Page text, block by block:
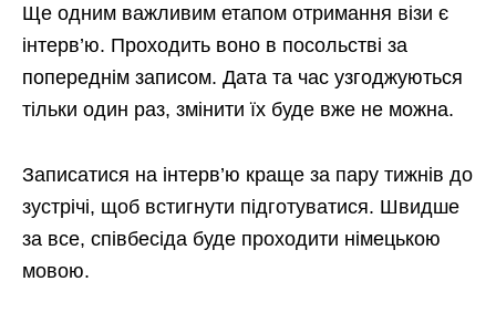
Ще одним важливим етапом отримання візи є
інтерв’ю. Проходить воно в посольстві за
попереднім записом. Дата та час узгоджуються
тільки один раз, змінити їх буде вже не можна.
Записатися на інтерв’ю краще за пару тижнів до
зустрічі, щоб встигнути підготуватися. Швидше
за все, співбесіда буде проходити німецькою
мовою.